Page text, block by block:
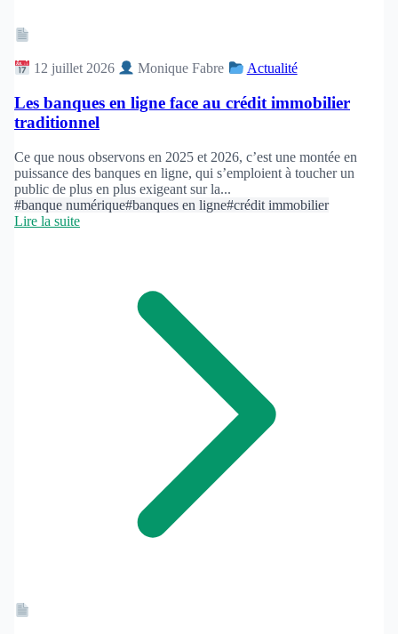
12 juillet 2026
Monique Fabre Actualité
Les banques en ligne face au crédit immobilier
traditionnel
Ce que nous observons en 2025 et 2026, c’est une montée en
puissance des banques en ligne, qui s’emploient à toucher un
public de plus en plus exigeant sur la...
#banque numérique#banques en ligne#crédit immobilier
Lire la suite